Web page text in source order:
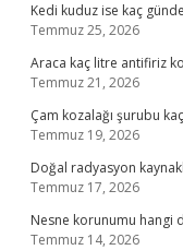
Kedi kuduz ise kaç
Temmuz 25, 2026
Araca kaç litre antifiriz
Temmuz 21, 2026
Çam kozalağı şurubu
Temmuz 19, 2026
Doğal radyasyon
Temmuz 17, 2026
Nesne korunumu hangi
Temmuz 14, 2026